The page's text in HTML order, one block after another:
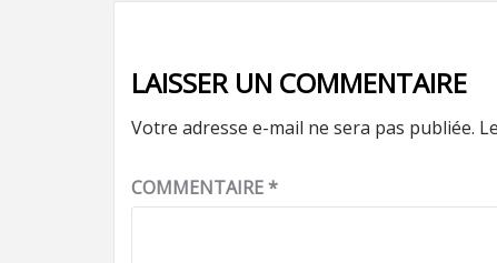
LAISSER UN COMMENTAIRE
Votre adresse e-mail ne sera pas publiée.
COMMENTAIRE*